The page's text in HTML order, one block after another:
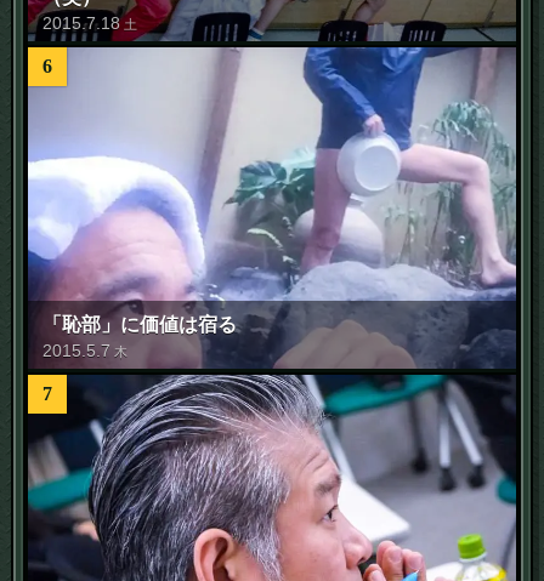
2015.7. 18 土
6
「恥部」に価値は宿る
2015 5 .7 木
7